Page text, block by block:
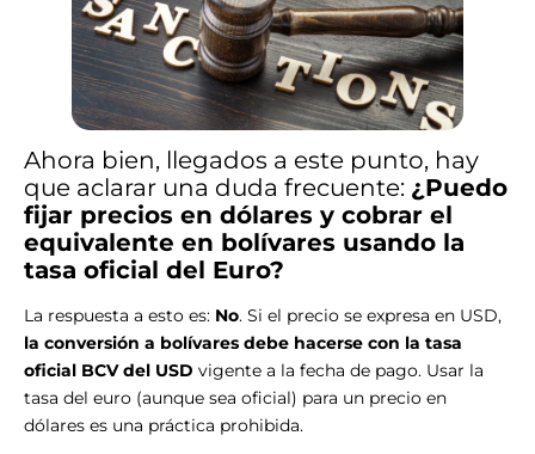
Ahora bien, llegados a este punto, hay
que aclarar una duda frecuente: ¿Puedo
fijar precios en dólares y cobrar el
equivalente en bolívares usando la
tasa oficial del Euro?
La respuesta a esto es: No. Si el precio se expresa en USD,
la conversión a bolívares debe hacerse con la tasa
oficial BCV del USD vigente a la fecha de pago. Usar la
tasa del euro (aunque sea oficial) para un precio en
dólares es una práctica prohibida.